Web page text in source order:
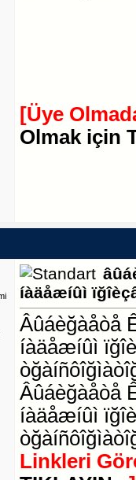
[Üye
Olmak için
íàäåæíûì
Âûáèğàåòå
íàäåæíûì
Âûáèğàåòå
íàäåæíûì
Linkleri